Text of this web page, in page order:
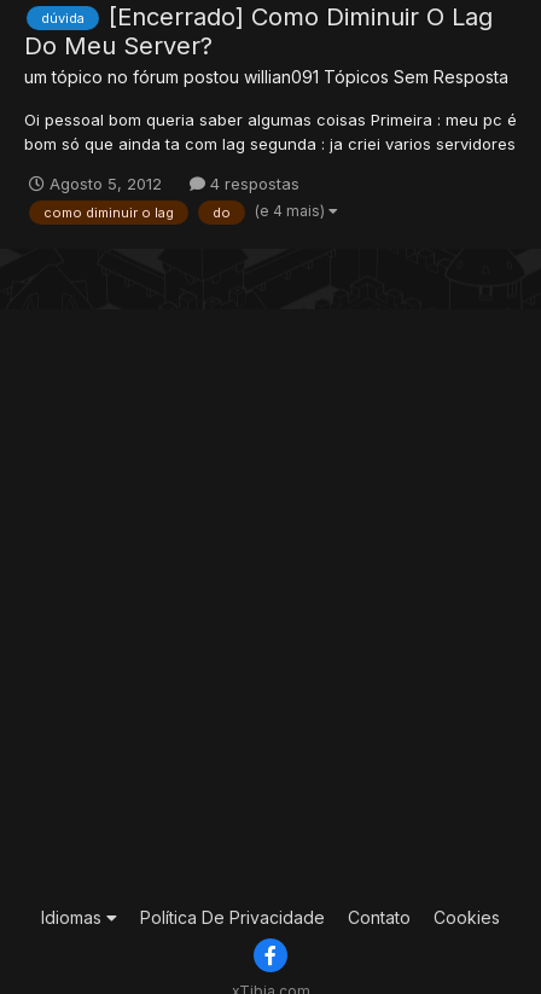
dúvida
[Encerrado] Como Diminuir O Lag
Do Meu Server?
um tópico no fórum postou willian091 Tópicos Sem Resposta
Oi pessoal bom queria saber algumas coisas Primeira : meu pc é
bom só que ainda ta com lag segunda : ja criei varios servidores
principalmente o bleach terceira : queria saber como posso
diminuir o lag do meu server Servidor: Pokemon(pok...
Agosto 5, 2012 4 respostas
como diminuir o lag do (e 4 mais)
Idiomas Política De Privacidade Contato Cookies